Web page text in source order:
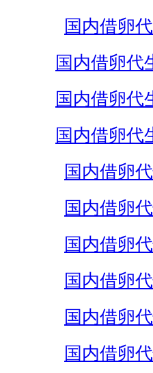
国内借卵
国内借卵代
国内借卵代
国内借卵代
国内借卵
国内借卵
国内借卵
国内借卵
国内借卵
国内借卵